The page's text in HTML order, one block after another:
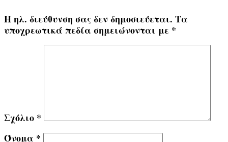
Η ηλ. διεύθυνση σας δεν δημοσιεύεται. Τα
υποχρεωτικά πεδία σημειώνονται με *
Σχόλιο *
Όνομα *